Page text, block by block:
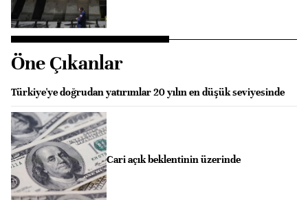
Öne Çıkanlar
Türkiye'ye doğrudan yatırımlar 20 yılın en düşük seviyesinde
Cari açık beklentinin üzerinde